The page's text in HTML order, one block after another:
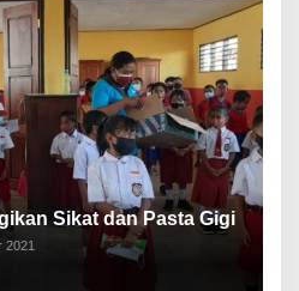
Sikat dan Pasta Gigi
2021